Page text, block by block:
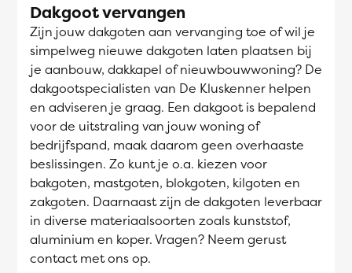
Dakgoot vervangen
Zijn jouw dakgoten aan vervanging toe of wil je
simpelweg nieuwe dakgoten laten plaatsen bij
je aanbouw, dakkapel of nieuwbouwwoning? De
dakgootspecialisten van De Kluskenner helpen
en adviseren je graag. Een dakgoot is bepalend
voor de uitstraling van jouw woning of
bedrijfspand, maak daarom geen overhaaste
beslissingen. Zo kunt je o.a. kiezen voor
bakgoten, mastgoten, blokgoten, kilgoten en
zakgoten. Daarnaast zijn de dakgoten leverbaar
in diverse materiaalsoorten zoals kunststof,
aluminium en koper. Vragen? Neem gerust
contact met ons op.